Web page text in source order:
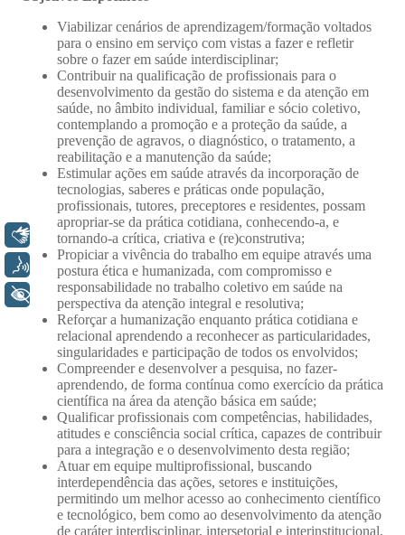
Libras
Voz
+ Acessibilidade